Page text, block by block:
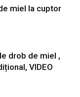
miel la cuptor
drob de miel ,
VIDEO